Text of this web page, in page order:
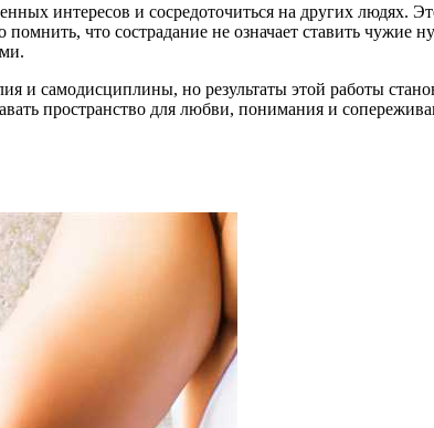
интересов и сосредоточиться на других
что сострадание не означает ставить чужие
и самодисциплины, но результаты этой работы
пространство для любви, понимания и